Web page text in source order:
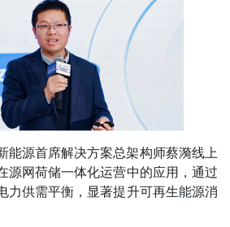
能源首席解决方案总架构师蔡漪线上
源网荷储一体化运营中的应用，通过
力供需平衡，显著提升可再生能源消